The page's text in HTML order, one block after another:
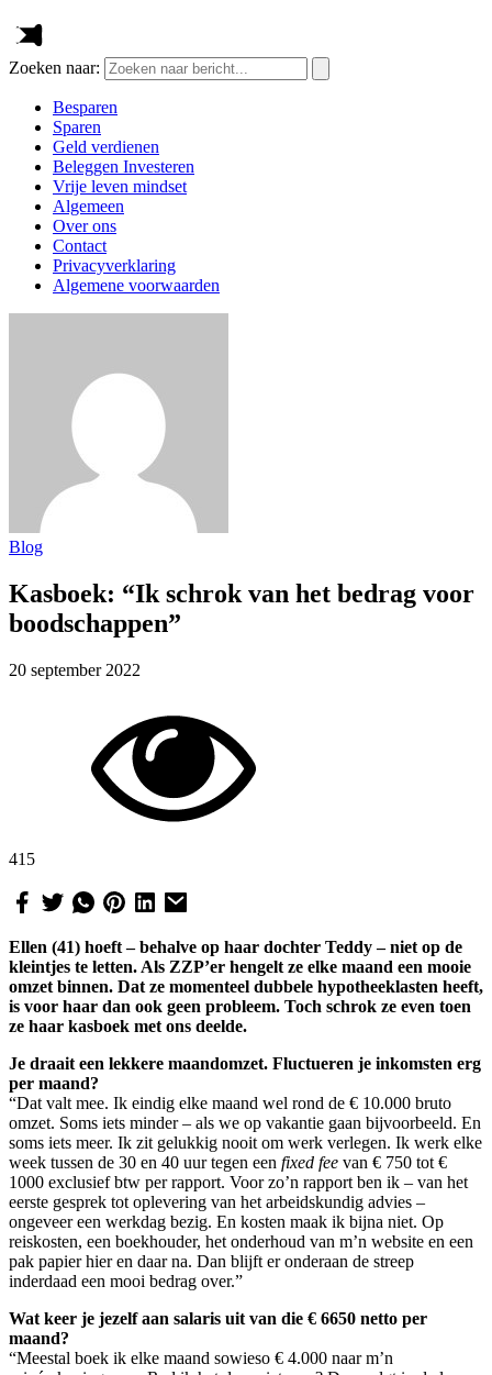
Zoeken naar:
Besparen
Sparen
Geld verdienen
Beleggen Investeren
Vrije leven mindset
Algemeen
Over ons
Contact
Privacyverklaring
Algemene voorwaarden
Blog
Kasboek: “Ik schrok van het bedrag voor
boodschappen”
20 september 2022
415
Ellen (41) hoeft – behalve op haar dochter Teddy – niet op de
kleintjes te letten. Als ZZP’er hengelt ze elke maand een mooie
omzet binnen. Dat ze momenteel dubbele hypotheeklasten heeft,
is voor haar dan ook geen probleem. Toch schrok ze even toen
ze haar kasboek met ons deelde.
Je draait een lekkere maandomzet. Fluctueren je inkomsten erg
per maand?
“Dat valt mee. Ik eindig elke maand wel rond de € 10.000 bruto
omzet. Soms iets minder – als we op vakantie gaan bijvoorbeeld. En
soms iets meer. Ik zit gelukkig nooit om werk verlegen. Ik werk elke
week tussen de 30 en 40 uur tegen een fixed fee van € 750 tot €
1000 exclusief btw per rapport. Voor zo’n rapport ben ik – van het
eerste gesprek tot oplevering van het arbeidskundig advies –
ongeveer een werkdag bezig. En kosten maak ik bijna niet. Op
reiskosten, een boekhouder, het onderhoud van m’n website en een
pak papier hier en daar na. Dan blijft er onderaan de streep
inderdaad een mooi bedrag over.”
Wat keer je jezelf aan salaris uit van die € 6650 netto per
maand?
“Meestal boek ik elke maand sowieso € 4.000 naar m’n